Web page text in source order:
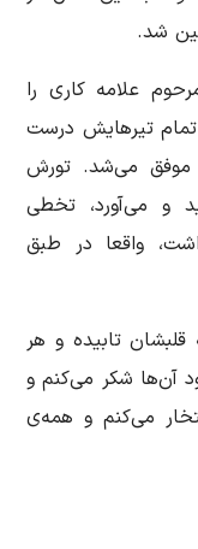
شد.
علامه كاری را
تیرهایش درست
می‌شد. تورش
و می‌آورد، تخطی
واقعا در طبق
تابیده و هر
آن‌ها شكر می‌كنم و
می‌كنم و همه‌ی